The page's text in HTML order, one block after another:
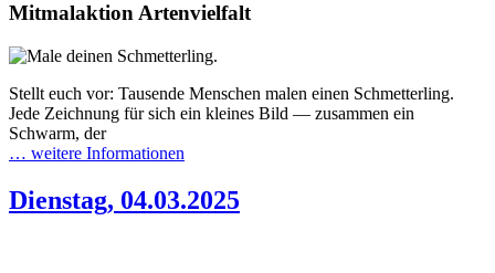
Mitmalaktion Artenvielfalt
Stellt euch vor: Tausende Menschen malen einen Schmetterling.
Jede Zeichnung für sich ein kleines Bild — zusammen ein
Schwarm, der
… weitere Informationen
Dienstag, 04.03.2025